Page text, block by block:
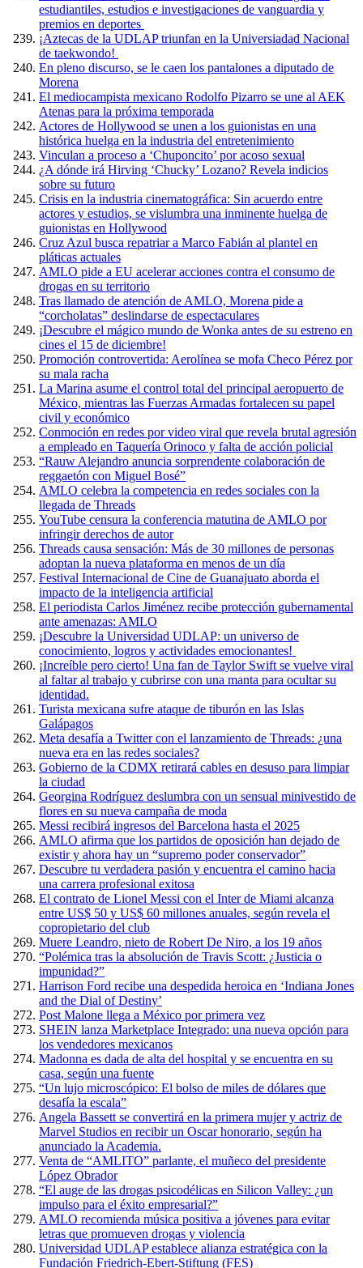
estudiantiles, estudios e investigaciones de vanguardia y
premios en deportes
¡Aztecas de la UDLAP triunfan en la Universiadad Nacional
de taekwondo!
En pleno discurso, se le caen los pantalones a diputado de
Morena
El mediocampista mexicano Rodolfo Pizarro se une al AEK
Atenas para la próxima temporada
Actores de Hollywood se unen a los guionistas en una
histórica huelga en la industria del entretenimiento
Vinculan a proceso a ‘Chuponcito’ por acoso sexual
¿A dónde irá Hirving ‘Chucky’ Lozano? Revela indicios
sobre su futuro
Crisis en la industria cinematográfica: Sin acuerdo entre
actores y estudios, se vislumbra una inminente huelga de
guionistas en Hollywood
Cruz Azul busca repatriar a Marco Fabián al plantel en
pláticas actuales
AMLO pide a EU acelerar acciones contra el consumo de
drogas en su territorio
Tras llamado de atención de AMLO, Morena pide a
“corcholatas” deslindarse de espectaculares
¡Descubre el mágico mundo de Wonka antes de su estreno en
cines el 15 de diciembre!
Promoción controvertida: Aerolínea se mofa Checo Pérez por
su mala racha
La Marina asume el control total del principal aeropuerto de
México, mientras las Fuerzas Armadas fortalecen su papel
civil y económico
Conmoción en redes por video viral que revela brutal agresión
a empleado en Taquería Orinoco y falta de acción policial
“Rauw Alejandro anuncia sorprendente colaboración de
reggaetón con Miguel Bosé”
AMLO celebra la competencia en redes sociales con la
llegada de Threads
YouTube censura la conferencia matutina de AMLO por
infringir derechos de autor
Threads causa sensación: Más de 30 millones de personas
adoptan la nueva plataforma en menos de un día
Festival Internacional de Cine de Guanajuato aborda el
impacto de la inteligencia artificial
El periodista Carlos Jiménez recibe protección gubernamental
ante amenazas: AMLO
¡Descubre la Universidad UDLAP: un universo de
conocimiento, logros y actividades emocionantes!
¡Increíble pero cierto! Una fan de Taylor Swift se vuelve viral
al faltar al trabajo y cubrirse con una manta para ocultar su
identidad.
Turista mexicana sufre ataque de tiburón en las Islas
Galápagos
Meta desafía a Twitter con el lanzamiento de Threads: ¿una
nueva era en las redes sociales?
Gobierno de la CDMX retirará cables en desuso para limpiar
la ciudad
Georgina Rodríguez deslumbra con un sensual minivestido de
flores en su nueva campaña de moda
Messi recibirá ingresos del Barcelona hasta el 2025
AMLO afirma que los partidos de oposición han dejado de
existir y ahora hay un “supremo poder conservador”
Descubre tu verdadera pasión y encuentra el camino hacia
una carrera profesional exitosa
El contrato de Lionel Messi con el Inter de Miami alcanza
entre US$ 50 y US$ 60 millones anuales, según revela el
copropietario del club
Muere Leandro, nieto de Robert De Niro, a los 19 años
“Polémica tras la absolución de Travis Scott: ¿Justicia o
impunidad?”
Harrison Ford recibe una despedida heroica en ‘Indiana Jones
and the Dial of Destiny’
Post Malone llega a México por primera vez
SHEIN lanza Marketplace Integrado: una nueva opción para
los vendedores mexicanos
Madonna es dada de alta del hospital y se encuentra en su
casa, según una fuente
“Un lujo microscópico: El bolso de miles de dólares que
desafía la escala”
Angela Bassett se convertirá en la primera mujer y actriz de
Marvel Studios en recibir un Oscar honorario, según ha
anunciado la Academia.
Venta de “AMLITO” parlante, el muñeco del presidente
López Obrador
“El auge de las drogas psicodélicas en Silicon Valley: ¿un
impulso para el éxito empresarial?”
AMLO recomienda música positiva a jóvenes para evitar
letras que promueven drogas y violencia
Universidad UDLAP establece alianza estratégica con la
Fundación Friedrich-Ebert-Stiftung (FES)